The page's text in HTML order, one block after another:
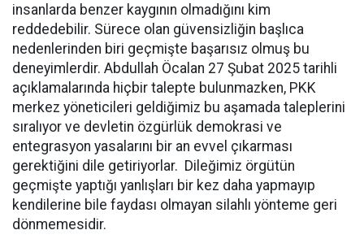
insanlarda benzer kaygının olmadığını kim
reddedebilir. Sürece olan güvensizliğin başlıca
nedenlerinden biri geçmişte başarısız olmuş bu
deneyimlerdir. Abdullah Öcalan 27 Şubat 2025 tarihli
açıklamalarında hiçbir talepte bulunmazken, PKK
merkez yöneticileri geldiğimiz bu aşamada taleplerini
sıralıyor ve devletin özgürlük demokrasi ve
entegrasyon yasalarını bir an evvel çıkarması
gerektiğini dile getiriyorlar. Dileğimiz örgütün
geçmişte yaptığı yanlışları bir kez daha yapmayıp
kendilerine bile faydası olmayan silahlı yönteme geri
dönmemesidir.